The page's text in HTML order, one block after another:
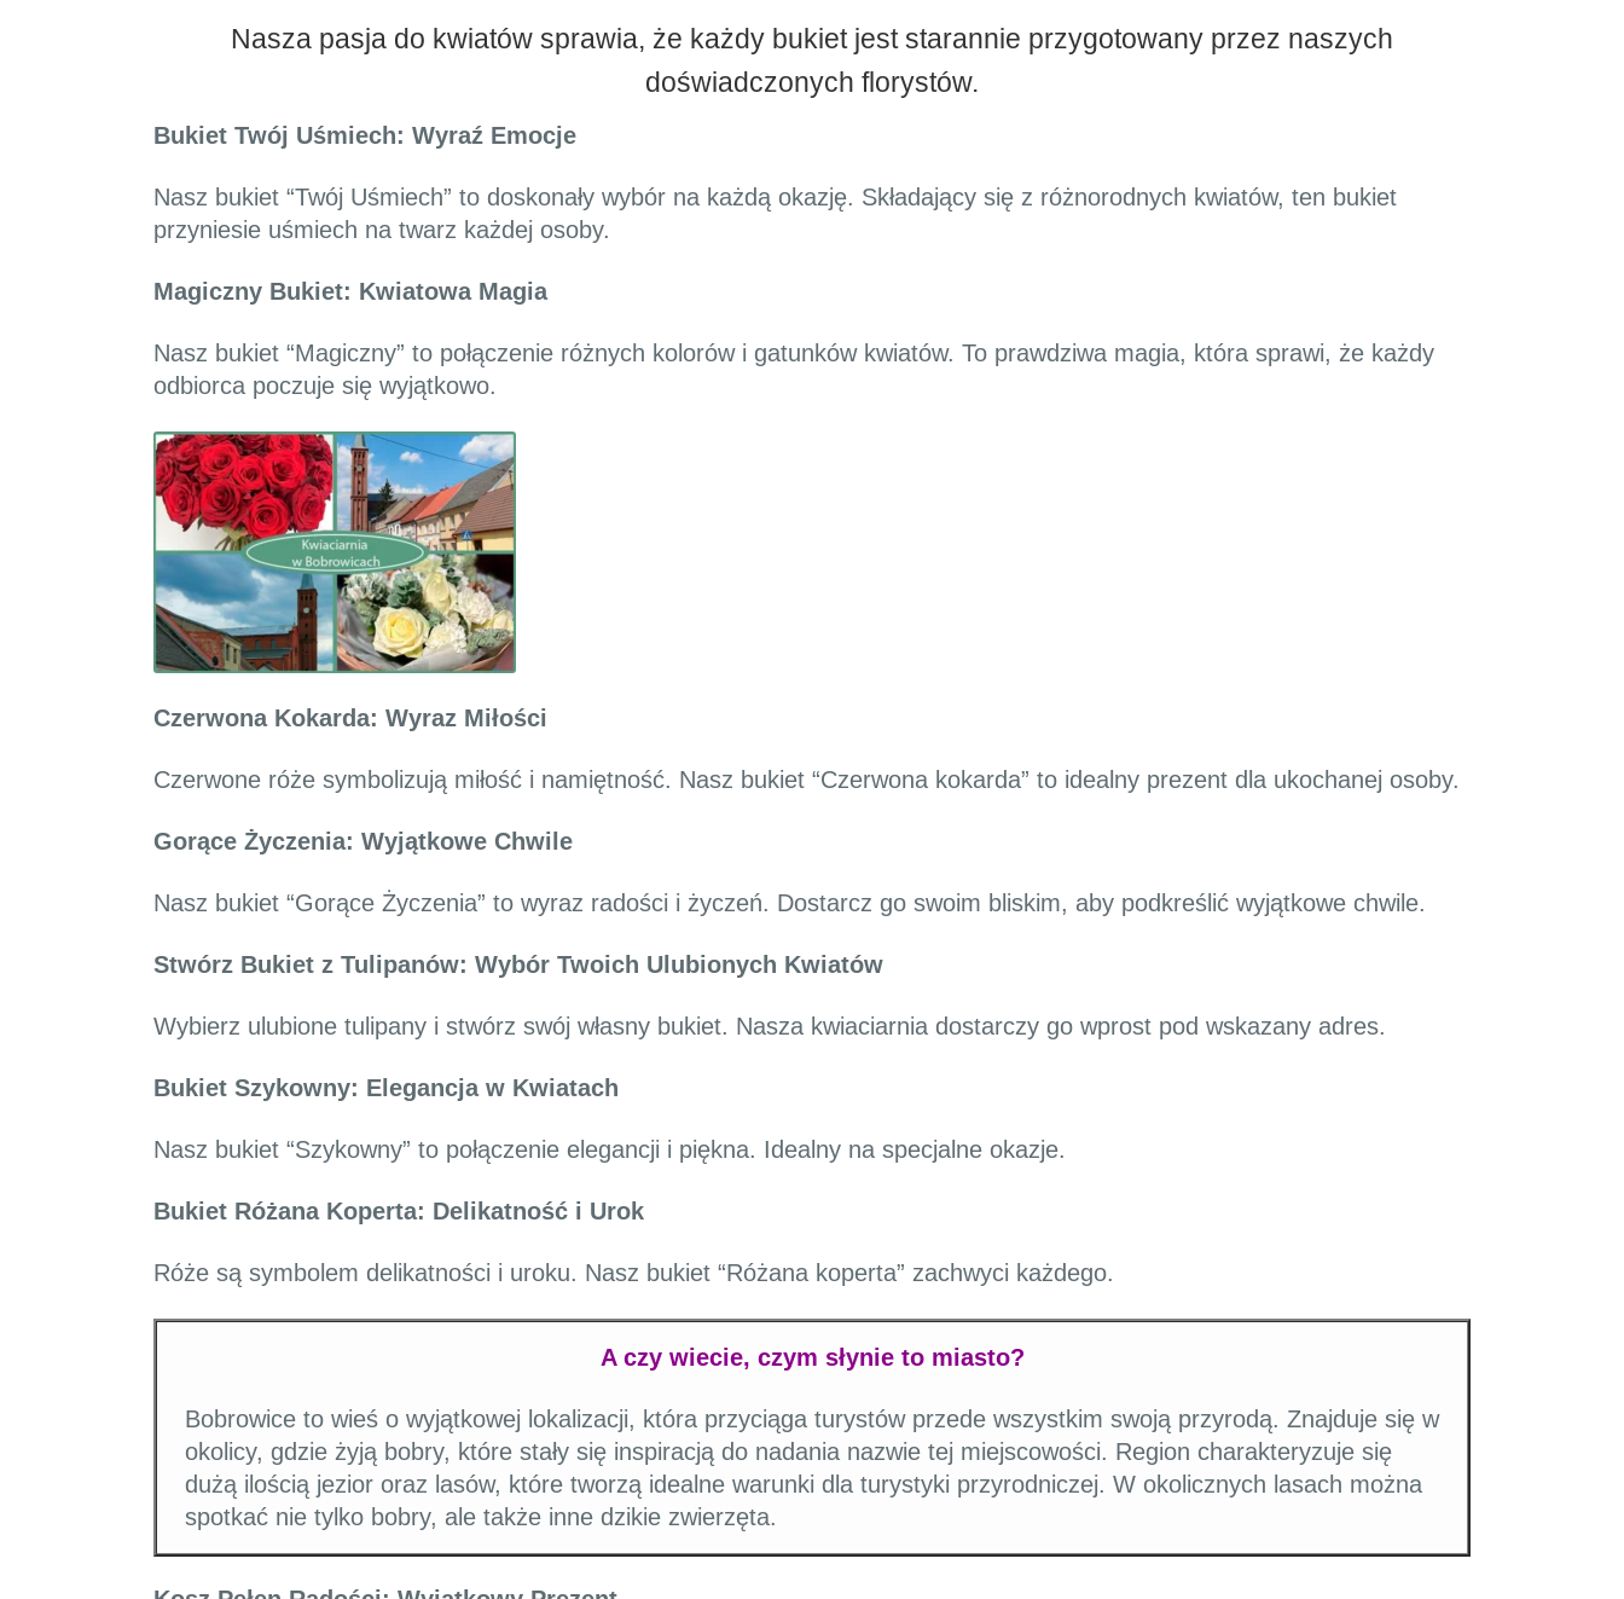
Nasza pasja do kwiatów sprawia, że każdy bukiet jest starannie przygotowany przez naszych
doświadczonych florystów.
Bukiet Twój Uśmiech: Wyraź Emocje
Nasz bukiet “Twój Uśmiech” to doskonały wybór na każdą okazję. Składający się z różnorodnych kwiatów, ten bukiet
przyniesie uśmiech na twarz każdej osoby.
Magiczny Bukiet: Kwiatowa Magia
Nasz bukiet “Magiczny” to połączenie różnych kolorów i gatunków kwiatów. To prawdziwa magia, która sprawi, że każdy
odbiorca poczuje się wyjątkowo.
Czerwona Kokarda: Wyraz Miłości
Czerwone róże symbolizują miłość i namiętność. Nasz bukiet “Czerwona kokarda” to idealny prezent dla ukochanej osoby.
Gorące Życzenia: Wyjątkowe Chwile
Nasz bukiet “Gorące Życzenia” to wyraz radości i życzeń. Dostarcz go swoim bliskim, aby podkreślić wyjątkowe chwile.
Stwórz Bukiet z Tulipanów: Wybór Twoich Ulubionych Kwiatów
Wybierz ulubione tulipany i stwórz swój własny bukiet. Nasza kwiaciarnia dostarczy go wprost pod wskazany adres.
Bukiet Szykowny: Elegancja w Kwiatach
Nasz bukiet “Szykowny” to połączenie elegancji i piękna. Idealny na specjalne okazje.
Bukiet Różana Koperta: Delikatność i Urok
Róże są symbolem delikatności i uroku. Nasz bukiet “Różana koperta” zachwyci każdego.
A czy wiecie, czym słynie to miasto?
Bobrowice to wieś o wyjątkowej lokalizacji, która przyciąga turystów przede wszystkim swoją przyrodą. Znajduje się w
okolicy, gdzie żyją bobry, które stały się inspiracją do nadania nazwie tej miejscowości. Region charakteryzuje się
dużą ilością jezior oraz lasów, które tworzą idealne warunki dla turystyki przyrodniczej. W okolicznych lasach można
spotkać nie tylko bobry, ale także inne dzikie zwierzęta.